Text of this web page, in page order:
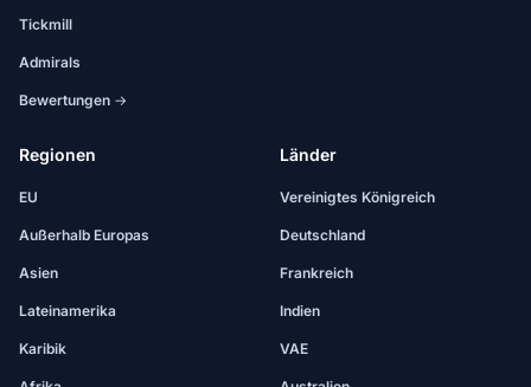
Tickmill
Admirals
Bewertungen →
Regionen
EU
Außerhalb Europas
Asien
Lateinamerika
Karibik
Länder
Vereinigtes Königreich
Deutschland
Frankreich
Indien
VAE